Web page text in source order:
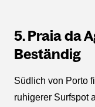
5. Praia da
Beständig
Südlich von Porto
ruhigerer Surfspot